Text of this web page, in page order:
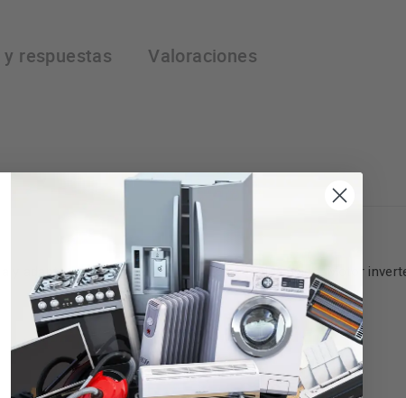
respuestas Valoraciones
adapta el tiempo, agua y energía en cada lavado. Motor